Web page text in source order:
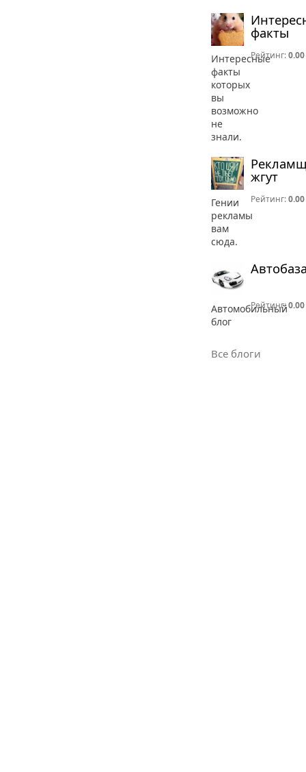
факты
Интересные
факты
которых
вы
возможно
не
знали.
Рейтинг:0.00
жгут
Гении
рекламы
вам
сюда.
Рейтинг:0.00
Автомобильный
блог
Рейтинг:0.00
Все блоги